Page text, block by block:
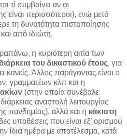
τί συμβαίνει αν οι
είναι περισσότεροι), ενώ μετά
τη δυνατότητα πιστοποίησης
από ιδιώτη.
η κυριότερη αιτία των
του δικαστικού έτους, για
κανείς. Άλλος παράγοντας είναι ο
γραμματέων κλπ και η
(στην οποία συνέβαλε
αναστολή λειτουργίας
πανδημίας), αλλά και η κάκιστη
υποθέσεις που είναι εξ’ ορισμού
ίδια ημέρα με αποτέλεσμα, κατά